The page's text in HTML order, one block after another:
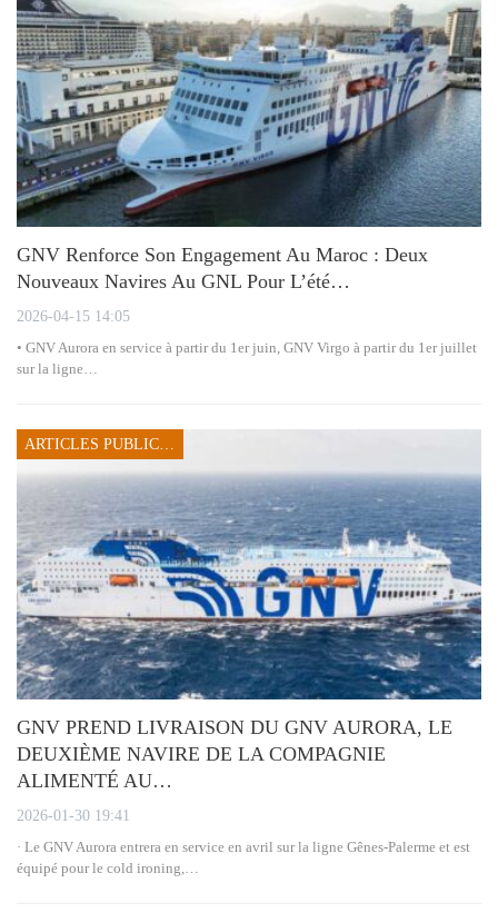
GNV Renforce Son Engagement Au Maroc : Deux
Nouveaux Navires Au GNL Pour L’été…
2026-04-15 14:05
• GNV Aurora en service à partir du 1er juin, GNV Virgo à partir du 1er juillet
sur la ligne…
ARTICLES PUBLICITAIRES
GNV PREND LIVRAISON DU GNV AURORA, LE
DEUXIÈME NAVIRE DE LA COMPAGNIE
ALIMENTÉ AU…
2026-01-30 19:41
· Le GNV Aurora entrera en service en avril sur la ligne Gênes-Palerme et est
équipé pour le cold ironing,…